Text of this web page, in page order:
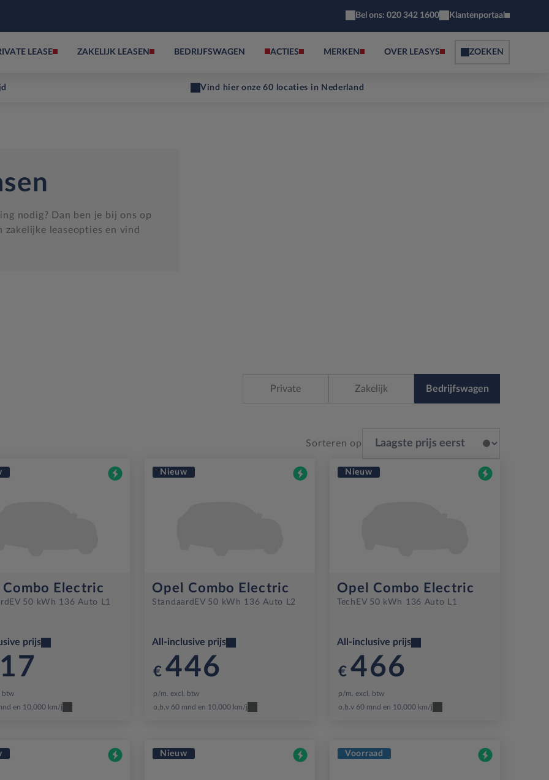
Bel ons: 020 342 1600 Klantenportaal
LEASE ZAKELIJK LEASEN BEDRIJFSWAGEN ACTIES MERKEN OVER LEASYS ZOEKEN
Vind hier onze 60 locaties in Nederland
nodig? Dan ben je bij ons op
leaseopties en vind
Private Zakelijk Bedrijfswagen
Sorteren op
Electric
EV 50 kWh 136 Auto L1
prijs
btw
en 10,000 km/j
Nieuw
Opel Combo Electric
Standaard EV 50 kWh 136 Auto L2
All-inclusive prijs
€ 446
p/m. excl. btw
o.b.v 60 mnd en 10,000 km/j
Nieuw
Opel Combo Electric
Tech EV 50 kWh 136 Auto L1
All-inclusive prijs
€ 466
p/m. excl. btw
o.b.v 60 mnd en 10,000 km/j
Nieuw Voorraad